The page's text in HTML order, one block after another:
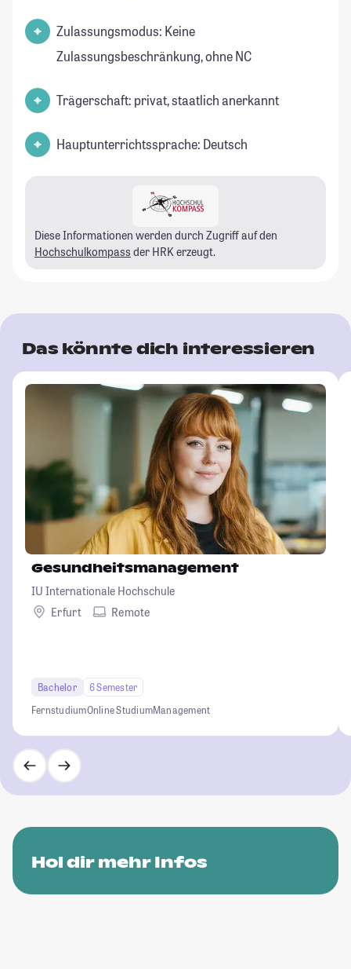
Zulassungsmodus: Keine
Zulassungsbeschränkung, ohne NC
Trägerschaft: privat, staatlich anerkannt
Hauptunterrichtssprache: Deutsch
Diese Informationen werden durch Zugriff auf den
Hochschulkompass der HRK erzeugt.
Das könnte dich interessieren
Gesundheitsmanagement
IU Internationale Hochschule
Erfurt
Remote
Bachelor
6 Semester
FernstudiumOnline StudiumManagement
Hol dir mehr Infos